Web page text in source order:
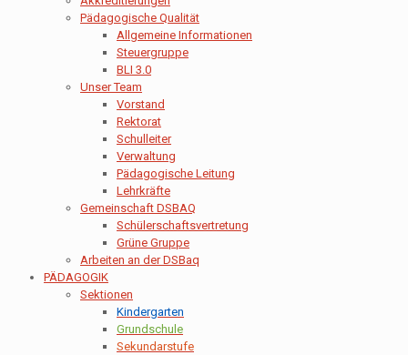
Pädagogische Qualität
Allgemeine Informationen
Steuergruppe
BLI 3.0
Unser Team
Vorstand
Rektorat
Schulleiter
Verwaltung
Pädagogische Leitung
Lehrkräfte
Gemeinschaft DSBAQ
Schülerschaftsvertretung
Grüne Gruppe
Arbeiten an der DSBaq
PÄDAGOGIK
Sektionen
Kindergarten
Grundschule
Sekundarstufe